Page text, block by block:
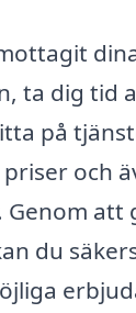
ta dig tid
på
och
Genom att
du